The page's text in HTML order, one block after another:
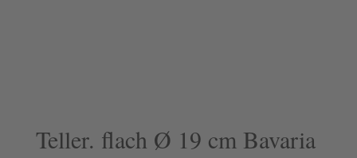
Teller. flach Ø 19 cm Bavaria